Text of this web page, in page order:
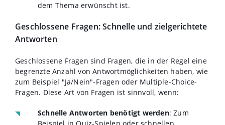
dem Thema erwünscht ist.
Geschlossene Fragen: Schnelle und zielgerichtete
Antworten
Geschlossene Fragen sind Fragen, die in der Regel eine
begrenzte Anzahl von Antwortmöglichkeiten haben, wie
zum Beispiel "Ja/Nein"-Fragen oder Multiple-Choice-
Fragen. Diese Art von Fragen ist sinnvoll, wenn:
Schnelle Antworten benötigt werden: Zum